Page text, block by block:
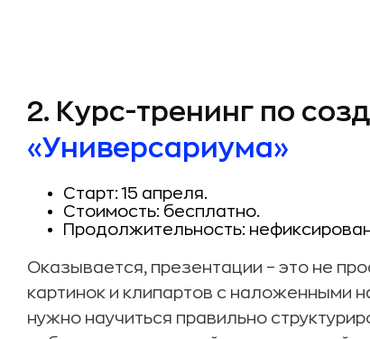
2. Курс-тренинг по
«Универсариума»
Старт: 15 апреля.
Стоимость: бесплатно.
Продолжительность:
Оказывается, презентации – это не
картинок и клипартов с наложенными
нужно научиться правильно